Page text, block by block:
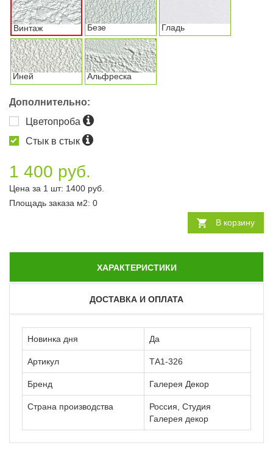
Винтаж Безе Гладь
Иней Альфреска
Дополнительно:
Цветопроба
Стык в стык
1 400 руб.
Цена за 1 шт: 1400 руб.
Площадь заказа м2: 0
В корзину
ХАРАКТЕРИСТИКИ
ДОСТАВКА И ОПЛАТА
Новинка дня Да
Артикул ТА1-326
Бренд Галерея Декор
Страна производства
Россия, Студия
Галерея декор